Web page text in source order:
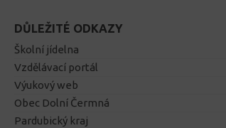
DŮLEŽITÉ ODKAZY
Školní jídelna
Vzdělávací portál
Výukový web
Obec Dolní Čermná
Pardubický kraj